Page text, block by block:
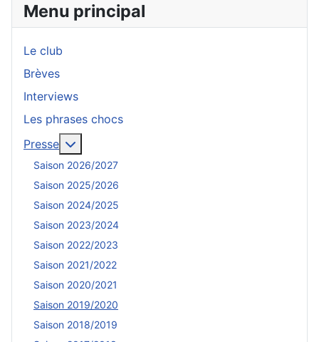
Menu principal
Le club
Brèves
Interviews
Les phrases chocs
Presse
Saison 2026/2027
Saison 2025/2026
Saison 2024/2025
Saison 2023/2024
Saison 2022/2023
Saison 2021/2022
Saison 2020/2021
Saison 2019/2020
Saison 2018/2019